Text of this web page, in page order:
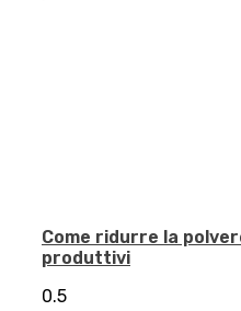
Come ridurre la
produttivi